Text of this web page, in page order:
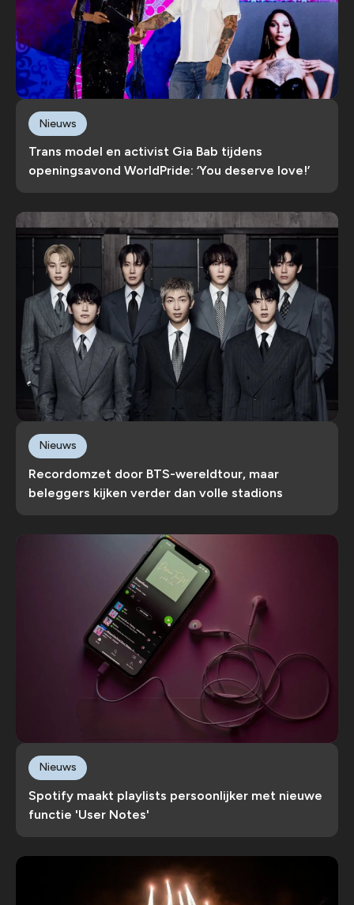
Trans model en activist Gia Bab tijdens
openingsavond WorldPride: ‘You deserve love!’
Nieuws
Recordomzet door BTS-wereldtour, maar
beleggers kijken verder dan volle stadions
Nieuws
Spotify maakt playlists persoonlijker met nieuwe
functie 'User Notes'
Nieuws